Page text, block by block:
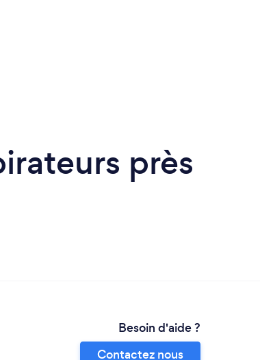
près
Besoin d'aide ?
Contactez nous